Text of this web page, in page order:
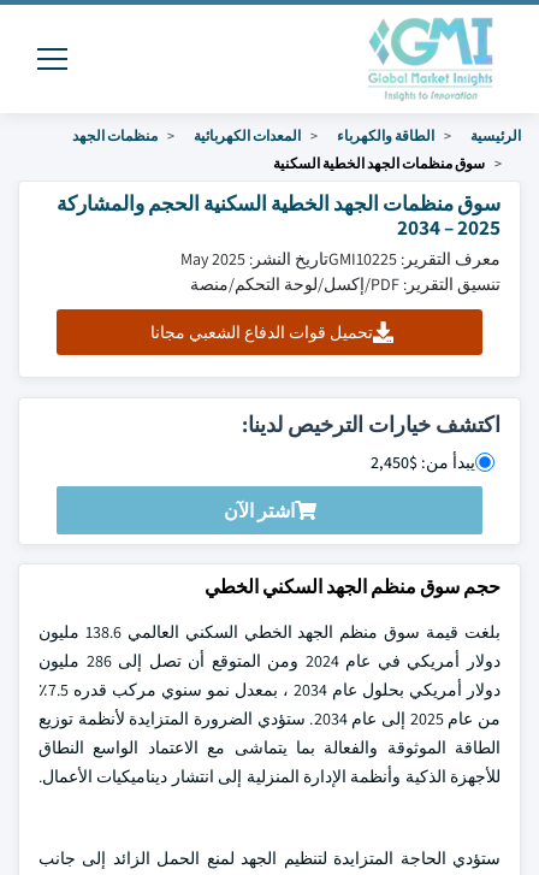
الرئيسية الطاقة والكهرباء المعدات الكهربائية
منظمات الجهد
سوق منظمات الجهد الخطية السكنية
سوق منظمات الجهد الخطية السكنية الحجم والمشاركة
2025 – 2034
معرف التقرير: GMI10225
تاريخ النشر: May 2025
تنسيق التقرير: PDF/إكسل/لوحة التحكم/منصة
تحميل قوات الدفاع الشعبي مجانا
اكتشف خيارات الترخيص لدينا:
يبدأ من: $2,450
اشتر الآن
حجم سوق منظم الجهد السكني الخطي
بلغت قيمة سوق منظم الجهد الخطي السكني العالمي 138.6 مليون
دولار أمريكي في عام 2024 ومن المتوقع أن تصل إلى 286 مليون
دولار أمريكي بحلول عام 2034 ، بمعدل نمو سنوي مركب قدره 7.5٪
من عام 2025 إلى عام 2034. ستؤدي الضرورة المتزايدة لأنظمة توزيع
الطاقة الموثوقة والفعالة بما يتماشى مع الاعتماد الواسع النطاق
للأجهزة الذكية وأنظمة الإدارة المنزلية إلى انتشار ديناميكيات الأعمال.
ستؤدي الحاجة المتزايدة لتنظيم الجهد لمنع الحمل الزائد إلى جانب